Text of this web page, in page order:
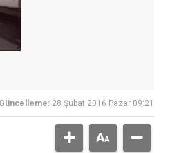
Güncelleme: 28 Şubat 2016 Pazar 09:21